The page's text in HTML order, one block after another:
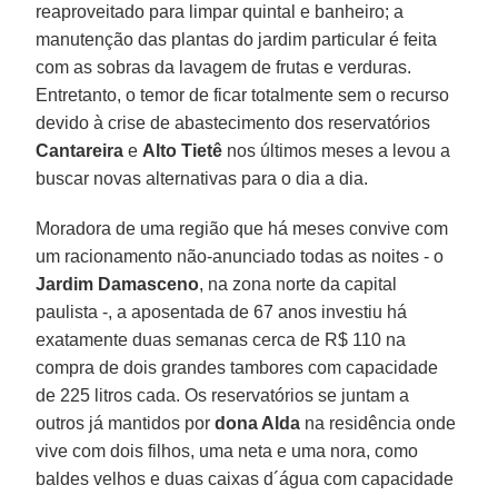
reaproveitado para limpar quintal e banheiro; a
manutenção das plantas do jardim particular é feita
com as sobras da lavagem de frutas e verduras.
Entretanto, o temor de ficar totalmente sem o recurso
devido à crise de abastecimento dos reservatórios
Cantareira e Alto Tietê nos últimos meses a levou a
buscar novas alternativas para o dia a dia.
Moradora de uma região que há meses convive com
um racionamento não-anunciado todas as noites - o
Jardim Damasceno, na zona norte da capital
paulista -, a aposentada de 67 anos investiu há
exatamente duas semanas cerca de R$ 110 na
compra de dois grandes tambores com capacidade
de 225 litros cada. Os reservatórios se juntam a
outros já mantidos pordona Alda na residência onde
vive com dois filhos, uma neta e uma nora, como
baldes velhos e duas caixas d´água com capacidade